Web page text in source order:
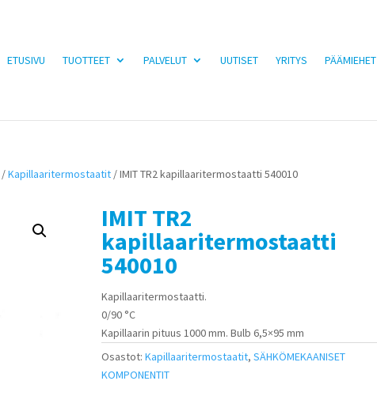
ETUSIVU TUOTTEET PALVELUT UUTISET YRITYS PÄÄMIEHET
/Kapillaaritermostaatit / IMIT TR2 kapillaaritermostaatti 540010
IMIT TR2
kapillaaritermostaatti
540010
Kapillaaritermostaatti.
0/90 °C
Kapillaarin pituus 1000 mm. Bulb 6,5×95 mm
Osastot:Kapillaaritermostaatit,SÄHKÖMEKAANISET
KOMPONENTIT